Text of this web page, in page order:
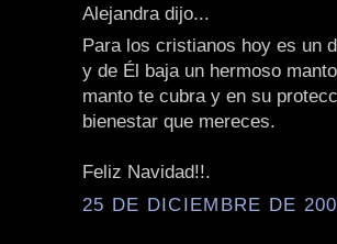
Alejandra dijo...
Para los cristianos hoy es un
y de Él baja un hermoso
manto te cubra y en su
bienestar que mereces.
Feliz Navidad!!.
25 DE DICIEMBRE DE